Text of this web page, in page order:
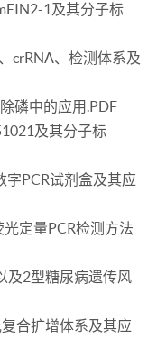
1及其分子标
crRNA、检测体系及
磷中的应用.PDF
及其分子标
字PCR试剂盒及其应
定量PCR检测方法
及2型糖尿病遗传风
合扩增体系及其应